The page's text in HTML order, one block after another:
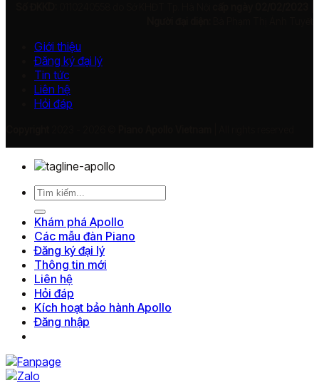
Giới thiệu
Đăng ký đại lý
Tin tức
Liên hệ
Hỏi đáp
Tìm
kiếm:
Khám phá Apollo
Các mẫu đàn Piano
Đăng ký đại lý
Thông tin mới
Liên hệ
Hỏi đáp
Kích hoạt bảo hành Apollo
Đăng nhập